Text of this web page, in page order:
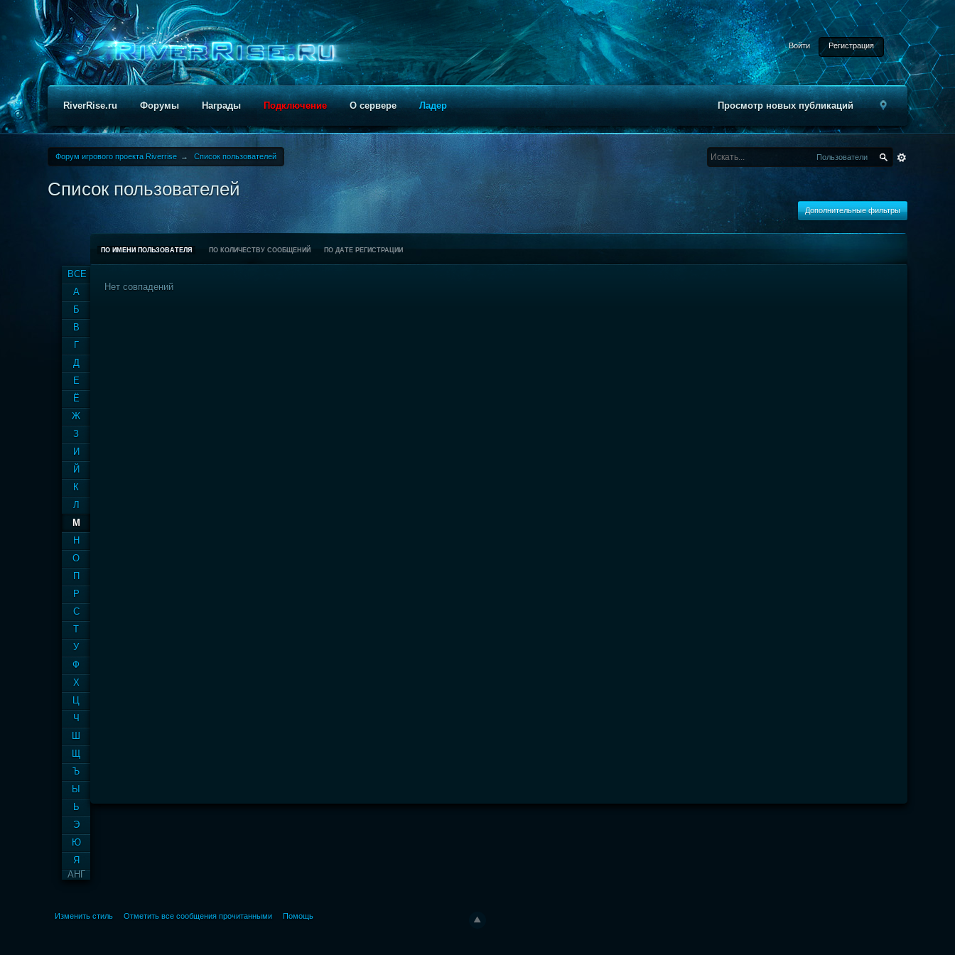
Войти Регистрация
Просмотр новых публикаций
RiverRise.ru Форумы Награды Подключение О сервере Ладер
Форум игрового проекта Riverrise → Список пользователей Пользователи
Список пользователей
Дополнительные фильтры
ВСЕ
А
Б
В
Г
Д
Е
Ё
Ж
З
И
Й
К
Л
М
Н
О
П
Р
С
Т
У
Ф
Х
Ц
Ч
Ш
Щ
Ъ
Ы
Ь
Э
Ю
Я
АНГ
ПО ИМЕНИ ПОЛЬЗОВАТЕЛЯ ПО КОЛИЧЕСТВУ СООБЩЕНИЙ ПО ДАТЕ РЕГИСТРАЦИИ
Нет совпадений
Изменить стиль Отметить все сообщения прочитанными Помощь